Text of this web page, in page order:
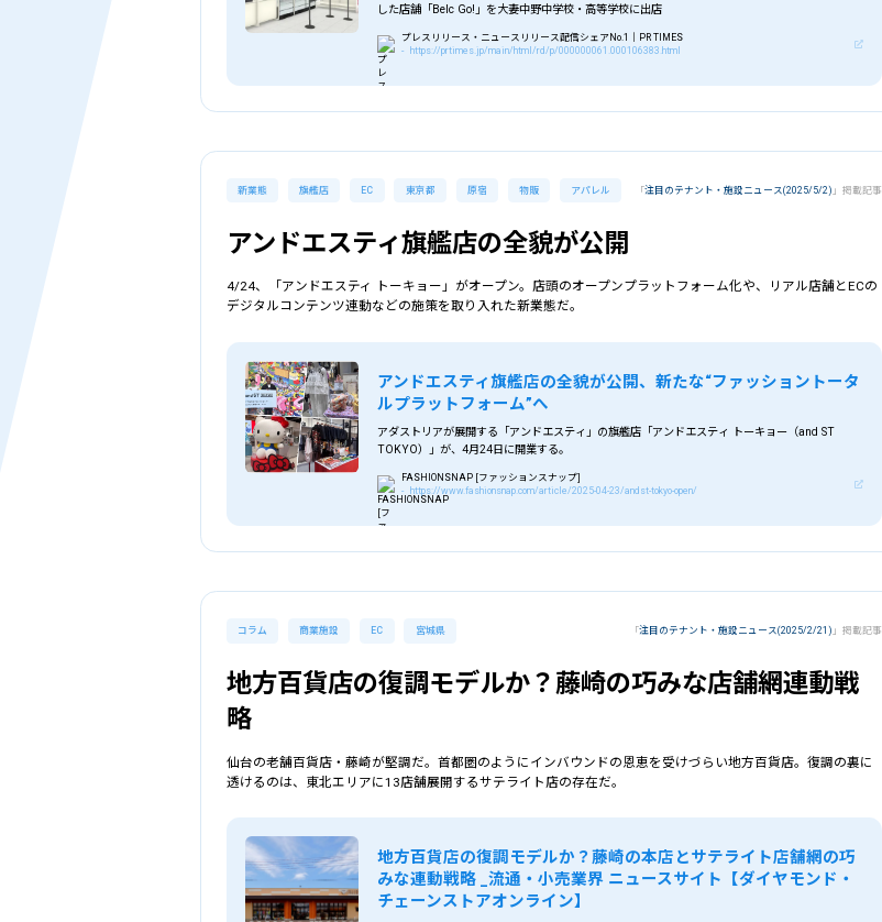
した店舗「Belc Go!」を大妻中野中学校・高等学校に出店
プレスリリース・ニュースリリース配信シェアNo.1｜PR TIMES
- https://prtimes.jp/main/html/rd/p/000000061.000106383.html
新業態 旗艦店 EC 東京都 原宿 物販 アパレル 「注目のテナント・施設ニュース(2025/5/2) 」掲載記事
アンドエスティ旗艦店の全貌が公開
4/24、「アンドエスティ トーキョー」がオープン。店頭のオープンプラットフォーム化や、リアル店舗とECの
デジタルコンテンツ連動などの施策を取り入れた新業態だ。
アンドエスティ旗艦店の全貌が公開、新たな“ファッショントータ
ルプラットフォーム”へ
アダストリアが展開する「アンドエスティ」の旗艦店「アンドエスティ トーキョー（and ST
TOKYO）」が、4月24日に開業する。
FASHIONSNAP [ファッションスナップ]
- https://www.fashionsnap.com/article/2025-04-23/andst-tokyo-open/
コラム 商業施設 EC 宮城県 「注目のテナント・施設ニュース(2025/2/21) 」掲載記事
地方百貨店の復調モデルか？藤崎の巧みな店舗網連動戦
略
仙台の老舗百貨店・藤崎が堅調だ。首都圏のようにインバウンドの恩恵を受けづらい地方百貨店。復調の裏に
透けるのは、東北エリアに13店舗展開するサテライト店の存在だ。
地方百貨店の復調モデルか？藤崎の本店とサテライト店舗網の巧
みな連動戦略 _流通・小売業界 ニュースサイト【ダイヤモンド・
チェーンストアオンライン】